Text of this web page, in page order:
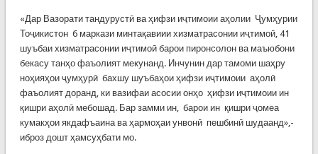
«Дар Вазорати тандурустӣ ва ҳифзи иҷтимоии аҳолии Ҷумҳурии
Тоҷикистон 6 маркази минтақавиии хизматрасонии иҷтимоӣ, 41
шуъбаи хизматрасонии иҷтимоӣ барои пиронсолон ва маъюбони
бекасу танҳо фаъолият мекунанд. Инчунин дар тамоми шаҳру
ноҳияҳои ҷумҳурӣ бахшу шуъбаҳои ҳифзи иҷтимоии аҳолӣ
фаъолият доранд, ки вазифаи асосии онҳо ҳифзи иҷтимоии ин
қишри аҳолӣ мебошад. Бар замми ин, барои ин қишри ҷомеа
кумакҳои якдафъаина ва ҳармоҳаи унвонӣ пешбинӣ шудаанд»,-
иброз дошт ҳамсуҳбати мо.